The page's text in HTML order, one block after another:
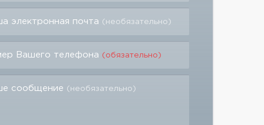
электронная почта (необязательно)
Вашего телефона (обязательно)
сообщение (необязательно)